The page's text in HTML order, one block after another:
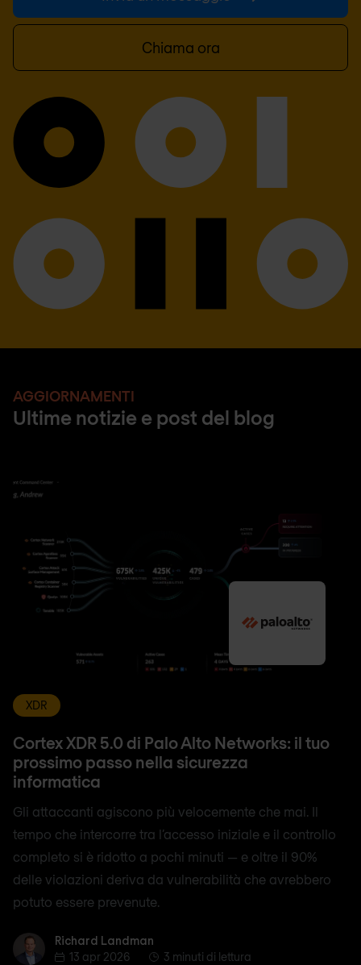
Chiama ora
AGGIORNAMENTI
Ultime notizie e post del blog
XDR
Cortex XDR 5.0 di Palo Alto Networks: il tuo
prossimo passo nella sicurezza
informatica
Gli attaccanti agiscono più velocemente che mai. Il
tempo che intercorre tra l’accesso iniziale e il controllo
completo si è ridotto a pochi minuti — e oltre il 90%
delle violazioni deriva da vulnerabilità che avrebbero
potuto essere prevenute.
Richard Landman
Richard Landman
13 apr 2026
3 minuti di lettura